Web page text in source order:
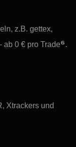
z.B. gettex,
0 € pro Trade⁶.
Xtrackers und